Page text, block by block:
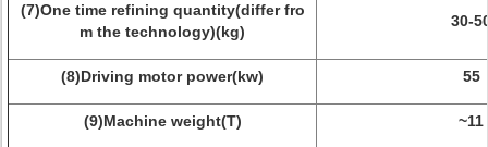
(7)One time refining quantity(differ fro
m the technology)(kg)
30-
(8)Driving motor power(kw) 55
(9)Machine weight(T) ~11